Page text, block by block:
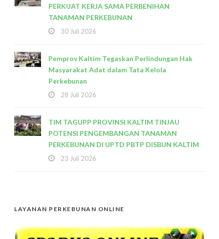
PERKUAT KERJA SAMA PERBENIHAN
TANAMAN PERKEBUNAN
30 Juli 2026
Pemprov Kaltim Tegaskan Perlindungan Hak
Masyarakat Adat dalam Tata Kelola
Perkebunan
28 Juli 2026
TIM TAGUPP PROVINSI KALTIM TINJAU
POTENSI PENGEMBANGAN TANAMAN
PERKEBUNAN DI UPTD PBTP DISBUN KALTIM
23 Juli 2026
LAYANAN PERKEBUNAN ONLINE